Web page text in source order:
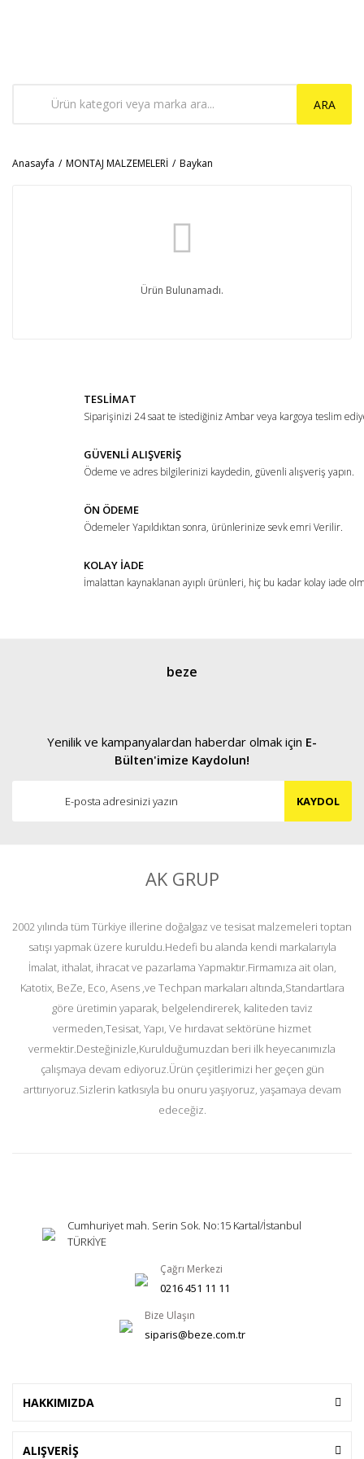
ARA
Anasayfa MONTAJ MALZEMELERİ Baykan
Ürün Bulunamadı.
TESLİMAT
Siparişinizi 24 saat te istediğiniz Ambar veya kargoya teslim
GÜVENLİ ALIŞVERİŞ
Ödeme ve adres bilgilerinizi kaydedin, güvenli alışveriş yapın.
ÖN ÖDEME
Ödemeler Yapıldıktan sonra, ürünlerinize sevk emri Verilir.
KOLAY İADE
İmalattan kaynaklanan ayıplı ürünleri, hiç bu kadar kolay iade
beze
Yenilik ve kampanyalardan haberdar olmak için E-
Bülten'imize Kaydolun!
KAYDOL
AK GRUP
2002 yılında tüm Türkiye illerine doğalgaz ve tesisat malzemeleri toptan
satışı yapmak üzere kuruldu.Hedefi bu alanda kendi markalarıyla
İmalat, ithalat, ihracat ve pazarlama Yapmaktır.Firmamıza ait olan,
Katotix, BeZe, Eco, Asens ,ve Techpan markaları altında,Standartlara
göre üretimin yaparak, belgelendirerek, kaliteden taviz
vermeden,Tesisat, Yapı, Ve hırdavat sektörüne hizmet
vermektir.Desteğinizle,Kurulduğumuzdan beri ilk heyecanımızla
çalışmaya devam ediyoruz.Ürün çeşitlerimizi her geçen gün
arttırıyoruz.Sizlerin katkısıyla bu onuru yaşıyoruz, yaşamaya devam
edeceğiz.
Cumhuriyet mah. Serin Sok. No:15 Kartal/İstanbul
TÜRKİYE
Çağrı Merkezi
0216 451 11 11
Bize Ulaşın
siparis@beze.com.tr
HAKKIMIZDA
ALIŞVERİŞ